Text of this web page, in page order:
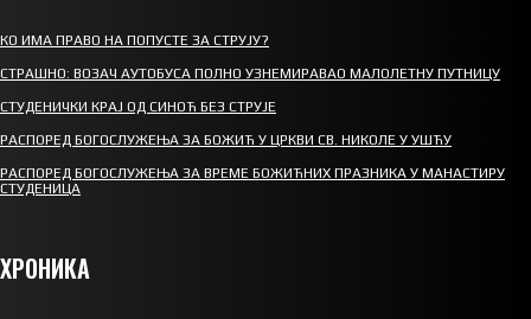
КО ИМА ПРАВО НА ПОПУСТЕ ЗА СТРУЈУ?
СТРАШНО: ВОЗАЧ АУТОБУСА ПОЛНО УЗНЕМИРАВАО МАЛОЛЕТНУ ПУТНИЦУ
СТУДЕНИЧКИ КРАЈ ОД СИНОЋ БЕЗ СТРУЈЕ
РАСПОРЕД БОГОСЛУЖЕЊА ЗА БОЖИЋ У ЦРКВИ СВ. НИКОЛЕ У УШЋУ
РАСПОРЕД БОГОСЛУЖЕЊА ЗА ВРЕМЕ БОЖИЋНИХ ПРАЗНИКА У МАНАСТИРУ
СТУДЕНИЦА
ХРОНИКА